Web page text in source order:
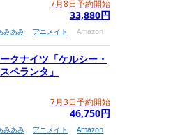
7月8日予約開始
33,880円
みあみ アニメイト Amazon
クナイツ「ケルシー・
ペランタ」
7月3日予約開始
46,750円
みあみ アニメイト Amazon